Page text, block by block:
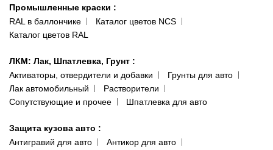
Промышленные краски :
RAL в баллончике
Каталог цветов NCS
Каталог цветов RAL
ЛКМ: Лак, Шпатлевка, Грунт :
Активаторы, отвердители и добавки
Грунты для авто
Лак автомобильный
Растворители
Сопутствующие и прочее
Шпатлевка для авто
Защита кузова авто :
Антигравий для авто
Антикор для авто